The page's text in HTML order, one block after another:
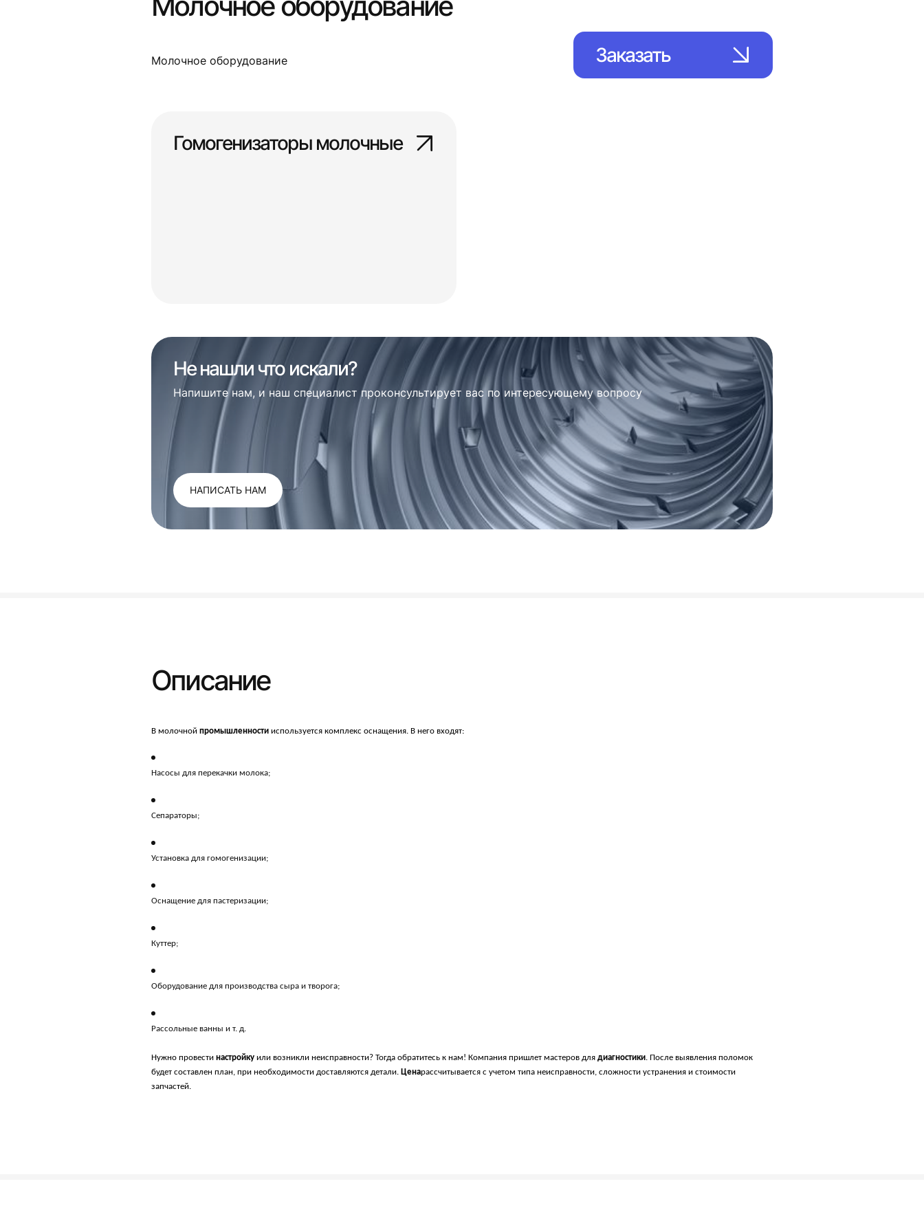
Молочное оборудование Заказать
Гомогенизаторы молочные
Не нашли что искали?
Напишите нам, и наш специалист проконсультирует вас по интересующему вопросу
НАПИСАТЬ НАМ
Описание
В молочной промышленности используется комплекс оснащения. В него входят:
Насосы для перекачки молока;
Сепараторы;
Установка для гомогенизации;
Оснащение для пастеризации;
Куттер;
Оборудование для производства сыра и творога;
Рассольные ванны и т. д.
Нужно провести настройку или возникли неисправности? Тогда обратитесь к нам! Компания пришлет мастеров для диагностики. После выявления поломок
будет составлен план, при необходимости доставляются детали. Ценарассчитывается с учетом типа неисправности, сложности устранения и стоимости
запчастей.